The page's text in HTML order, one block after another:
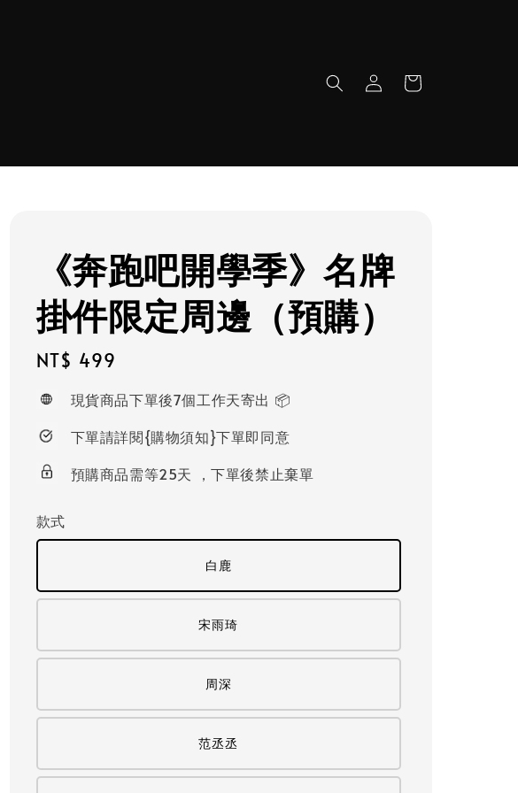
《奔跑吧開學季》名牌
掛件限定周邊（預購）
Regular
price
NT$ 499
現貨商品下單後7個工作天寄出 📦
下單請詳閱{購物須知}下單即同意
預購商品需等25天 ，下單後禁止棄單
款式
白鹿
宋雨琦
周深
范丞丞